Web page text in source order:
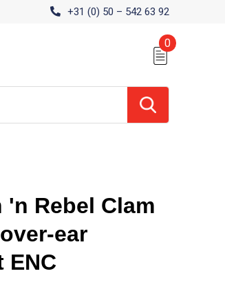
+31 (0) 50 – 542 63 92
0
'n Rebel Clam
ear
ENC